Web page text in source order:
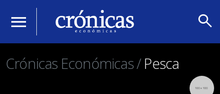
menu search
Crónicas Económicas /Pesca